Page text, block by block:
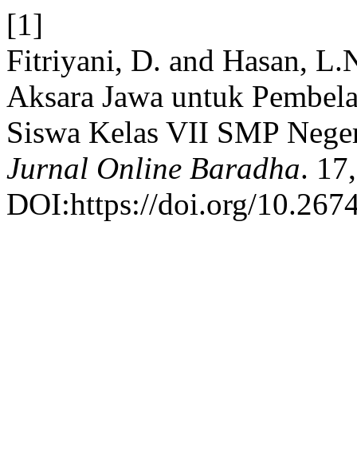
[1]
Fitriyani, D. and Hasan,
Aksara Jawa untuk
Siswa Kelas VII SMP
Jurnal Online Baradha.
DOI:https://doi.org/